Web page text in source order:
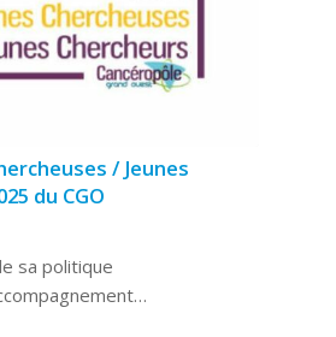
/ Jeunes
du CGO
sa politique